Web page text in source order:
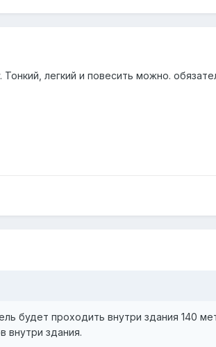
легкий и повесить можно.
будет проходить внутри здания 140
внутри здания.